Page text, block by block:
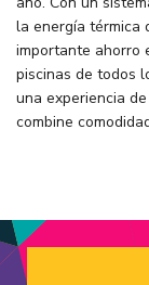
la energía térmica
importante ahorro
piscinas de todos
una experiencia
combine